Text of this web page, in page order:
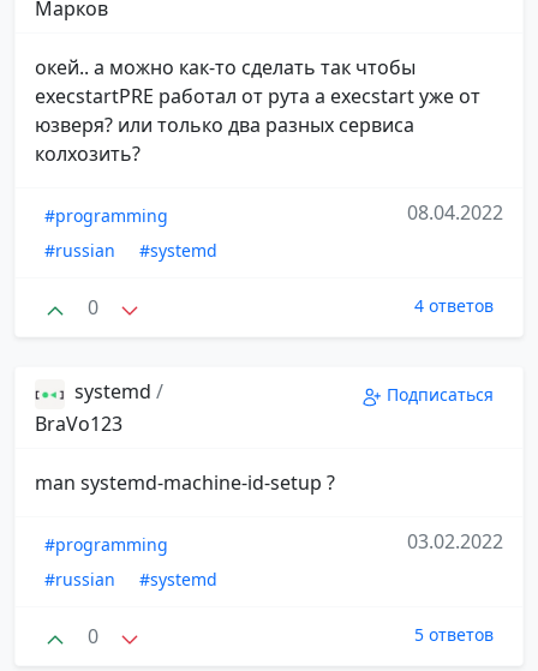
Марков
окей.. а можно как-то сделать так чтобы
execstartPRE работал от рута а execstart уже от
юзверя? или только два разных сервиса
колхозить?
#programming
#russian
#systemd
08.04.2022
0 4 ответов
systemd /
BraVo123
Подписаться
man systemd-machine-id-setup ?
#programming
#russian
#systemd
03.02.2022
0 5 ответов